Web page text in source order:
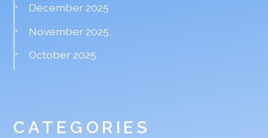
December 2025
November 2025
October 2025
CATEGORIES